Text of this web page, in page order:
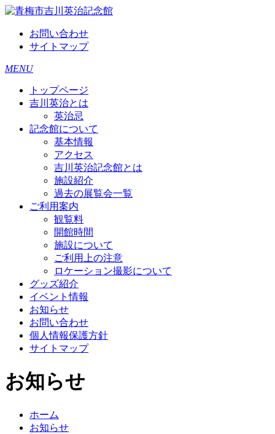
お問い合わせ
サイトマップ
MENU
トップページ
吉川英治とは
英治忌
記念館について
基本情報
アクセス
吉川英治記念館とは
施設紹介
過去の展覧会一覧
ご利用案内
観覧料
開館時間
施設について
ご利用上の注意
ロケーション撮影について
グッズ紹介
イベント情報
お知らせ
お問い合わせ
個人情報保護方針
サイトマップ
お知らせ
ホーム
お知らせ